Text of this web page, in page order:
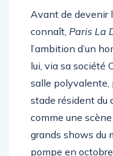
Avant de devenir
connaît,Paris La
l’ambition d’un
lui, via sa société
salle polyvalente,
stade résident du
comme une
grands shows du